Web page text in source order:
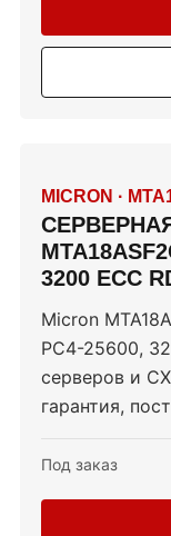
MICRON ·
3200 ECC
Micron
PC4-25600,
серверов и
гарантия,
Под заказ